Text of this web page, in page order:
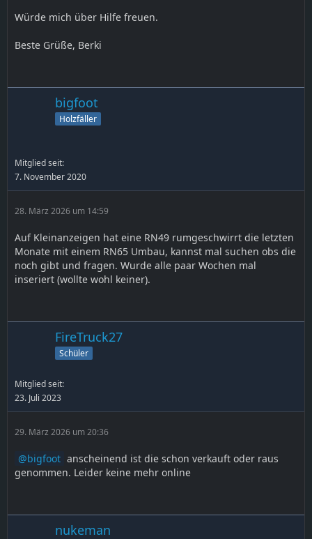
Würde mich über Hilfe freuen.
Beste Grüße, Berki
bigfoot
Holzfäller
Mitglied seit:
7. November 2020
28. März 2026 um 14:59
Auf Kleinanzeigen hat eine RN49 rumgeschwirrt die letzten
Monate mit einem RN65 Umbau, kannst mal suchen obs die
noch gibt und fragen. Wurde alle paar Wochen mal
inseriert (wollte wohl keiner).
FireTruck27
Schüler
Mitglied seit:
23. Juli 2023
29. März 2026 um 20:36
bigfoot anscheinend ist die schon verkauft oder raus
genommen. Leider keine mehr online
nukeman